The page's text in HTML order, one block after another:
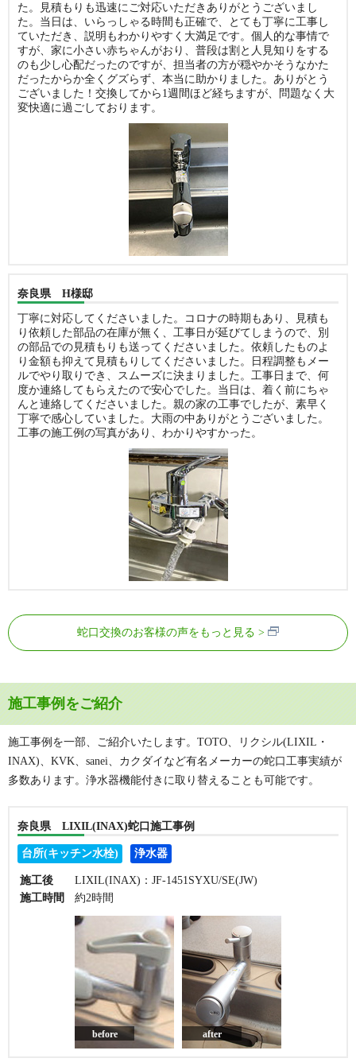
た。見積もりも迅速にご対応いただきありがとうございまし
た。当日は、いらっしゃる時間も正確で、とても丁寧に工事し
ていただき、説明もわかりやすく大満足です。個人的な事情で
すが、家に小さい赤ちゃんがおり、普段は割と人見知りをする
のも少し心配だったのですが、担当者の方が穏やかそうなかた
だったからか全くグズらず、本当に助かりました。ありがとう
ございました！交換してから1週間ほど経ちますが、問題なく大
変快適に過ごしております。
奈良県 H様邸
丁寧に対応してくださいました。コロナの時期もあり、見積も
り依頼した部品の在庫が無く、工事日が延びてしまうので、別
の部品での見積もりも送ってくださいました。依頼したものよ
り金額も抑えて見積もりしてくださいました。日程調整もメー
ルでやり取りでき、スムーズに決まりました。工事日まで、何
度か連絡してもらえたので安心でした。当日は、着く前にちゃ
んと連絡してくださいました。親の家の工事でしたが、素早く
丁寧で感心していました。大雨の中ありがとうございました。
工事の施工例の写真があり、わかりやすかった。
蛇口交換のお客様の声をもっと見る
施工事例をご紹介
施工事例を一部、ご紹介いたします。TOTO、リクシル(LIXIL・
INAX)、KVK、sanei、カクダイなど有名メーカーの蛇口工事実績が
多数あります。浄水器機能付きに取り替えることも可能です。
奈良県 LIXIL(INAX)蛇口施工事例
台所(キッチン水栓) 浄水器
施工後
LIXIL(INAX)：JF-1451SYXU/SE(JW)
施工時間
約2時間
before after